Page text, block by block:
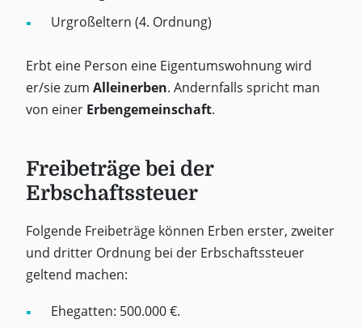
Urgroßeltern (4. Ordnung)
Erbt eine Person eine Eigentumswohnung wird
er/sie zum Alleinerben. Andernfalls spricht man
von einer Erbengemeinschaft.
Freibeträge bei der
Erbschaftssteuer
Folgende Freibeträge können Erben erster, zweiter
und dritter Ordnung bei der Erbschaftssteuer
geltend machen:
Ehegatten: 500.000 €.